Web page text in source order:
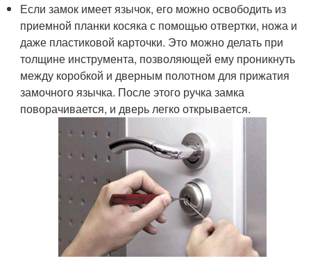
Если замок имеет язычок, его можно освободить из
приемной планки косяка с помощью отвертки, ножа и
даже пластиковой карточки. Это можно делать при
толщине инструмента, позволяющей ему проникнуть
между коробкой и дверным полотном для прижатия
замочного язычка. После этого ручка замка
поворачивается, и дверь легко открывается.